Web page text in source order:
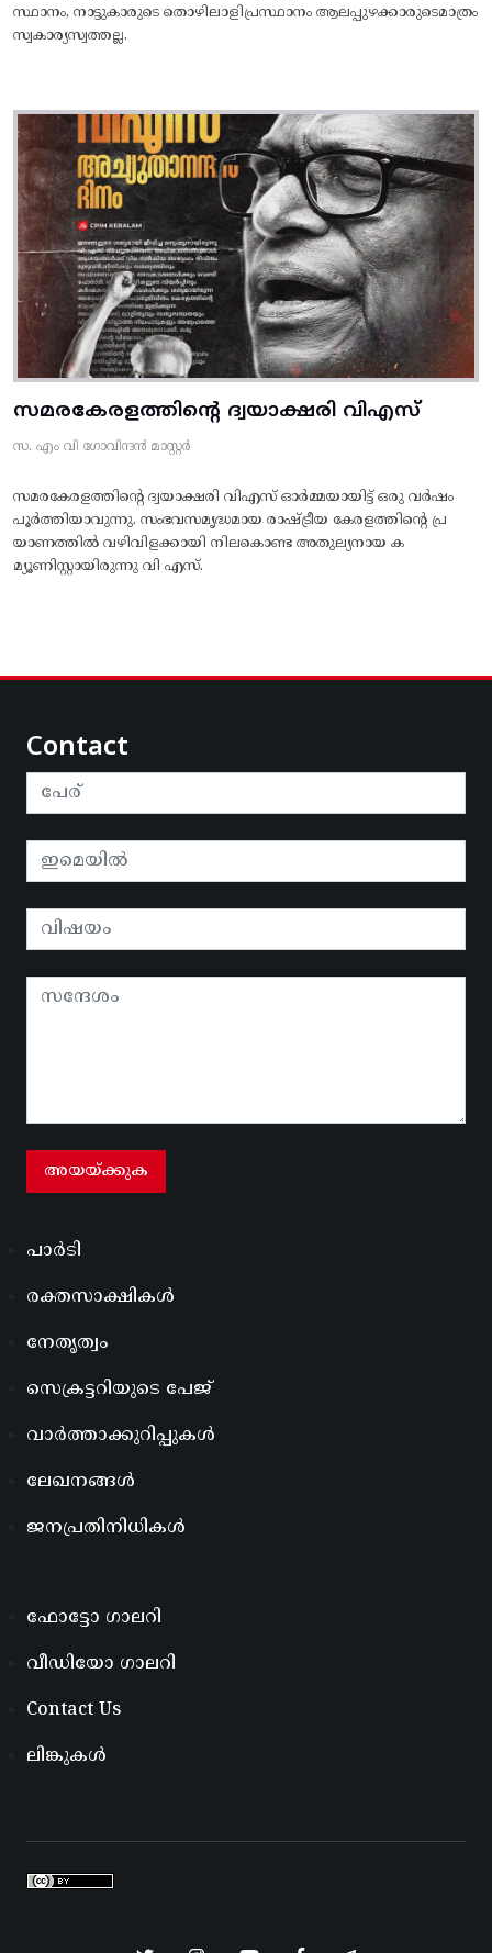
സ്ഥാനം, നാട്ടുകാരുടെ തൊഴിലാളിപ്രസ്ഥാനം ആലപ്പുഴക്കാരുടെമാത്രം
സ്വകാര്യസ്വത്തല്ല.
സമരകേരളത്തിൻ്റെ ദ്വയാക്ഷരി വിഎസ്
സ. എം വി ഗോവിന്ദൻ മാസ്റ്റർ
സമരകേരളത്തിൻ്റെ ദ്വയാക്ഷരി വിഎസ് ഓർമ്മയായിട്ട് ഒരു വർഷം
പൂർത്തിയാവുന്നു. സംഭവസമൃദ്ധമായ രാഷ്ട്രീയ കേരളത്തിന്റെ പ്ര
യാണത്തിൽ വഴിവിളക്കായി നിലകൊണ്ട അതുല്യനായ ക
മ്യൂണിസ്റ്റായിരുന്നു വി എസ്.
Contact
പാർടി
രക്തസാക്ഷികൾ
നേതൃത്വം
സെക്രട്ടറിയുടെ പേജ്
വാർത്താക്കുറിപ്പുകൾ
ലേഖനങ്ങൾ
ജനപ്രതിനിധികൾ
ഫോട്ടോ ഗാലറി
വീഡിയോ ഗാലറി
Contact Us
ലിങ്കുകൾ